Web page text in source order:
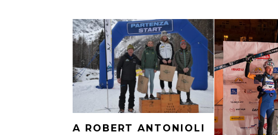
A ROBERT ANTONIOLI